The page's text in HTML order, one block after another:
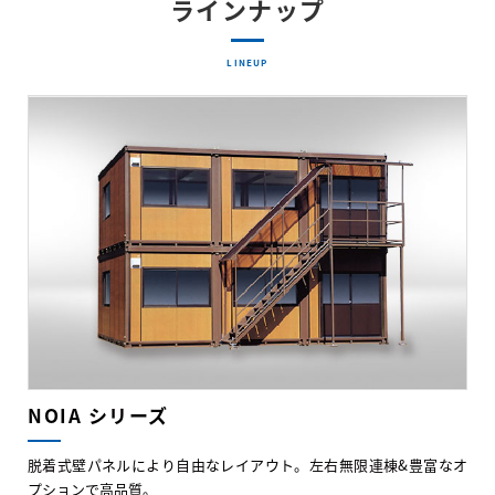
ラインナップ
LINEUP
NOIA シリーズ
脱着式壁パネルにより自由なレイアウト。左右無限連棟&豊富なオ
プションで高品質。